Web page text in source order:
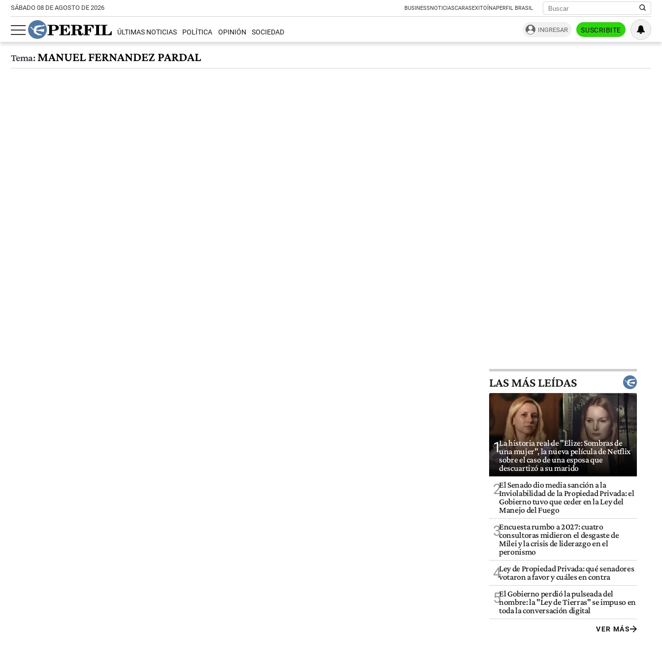
SÁBADO 08 DE AGOSTO DE 2026 BUSINESSNOTICIASCARASEXITOÍNAPERFIL BRASIL
ÚLTIMAS NOTICIAS POLÍTICA OPINIÓN SOCIEDAD INGRESAR SUSCRIBITE
Tema:MANUEL FERNANDEZ PARDAL
LAS MÁS LEÍDAS
1La historia real de "Elize: Sombras de
una mujer", la nueva película de Netflix
sobre el caso de una esposa que
descuartizó a su marido
2El Senado dio media sanción a la
Inviolabilidad de la Propiedad Privada: el
Gobierno tuvo que ceder en la Ley del
Manejo del Fuego
3Encuesta rumbo a 2027: cuatro
consultoras midieron el desgaste de
Milei y la crisis de liderazgo en el
peronismo
4Ley de Propiedad Privada: qué senadores
votaron a favor y cuáles en contra
5El Gobierno perdió la pulseada del
nombre: la "Ley de Tierras" se impuso en
toda la conversación digital
VER MÁS